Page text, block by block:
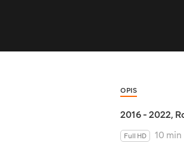
OPIS
2016 - 2022,
Full HD
10 min